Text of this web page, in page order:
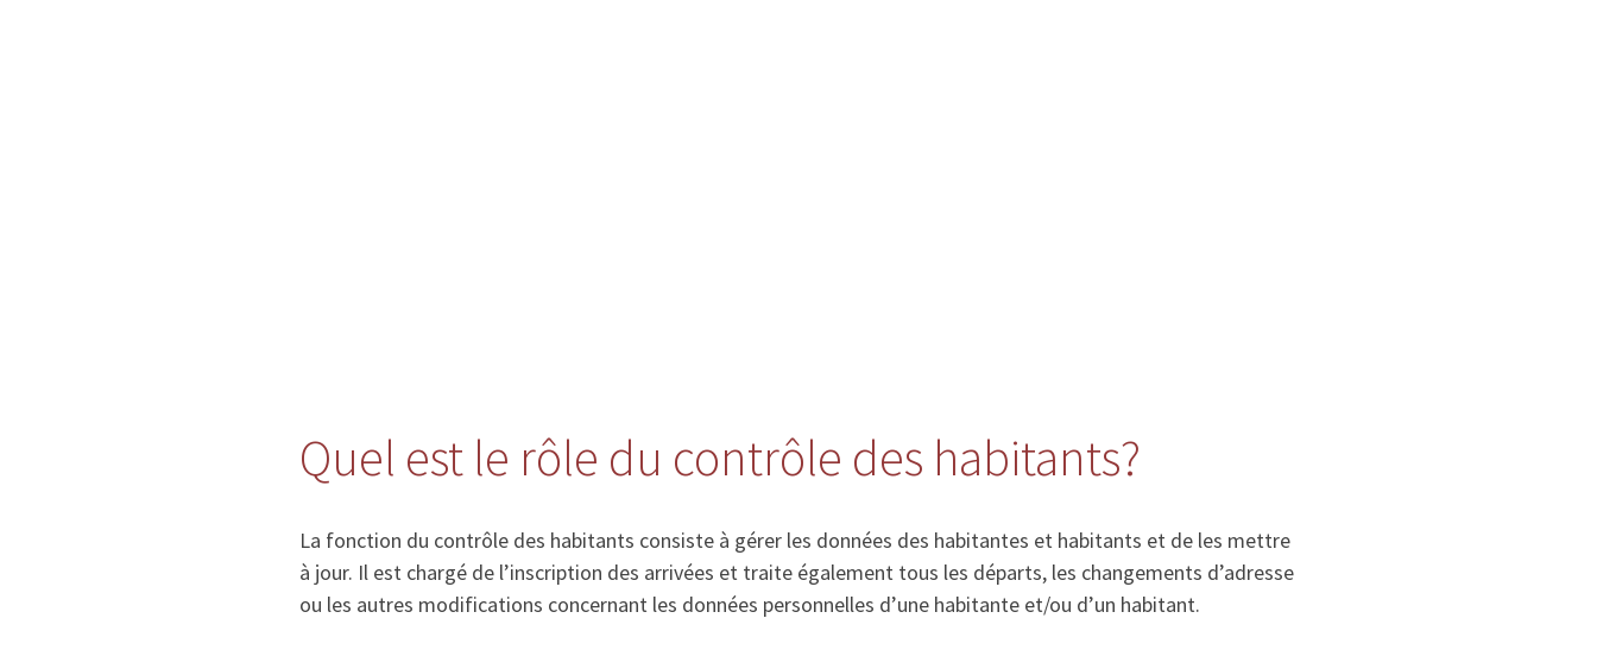
Quel est le rôle du contrôle des habitants?
La fonction du contrôle des habitants consiste à gérer les données des habitantes et habitants et de les mettre
à jour. Il est chargé de l’inscription des arrivées et traite également tous les départs, les changements d’adresse
ou les autres modifications concernant les données personnelles d’une habitante et/ou d’un habitant.